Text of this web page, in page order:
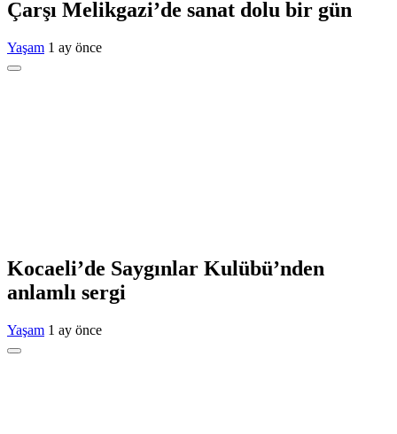
Çarşı Melikgazi’de sanat dolu bir gün
Yaşam 1 ay önce
Kocaeli’de Saygınlar Kulübü’nden
anlamlı sergi
Yaşam 1 ay önce